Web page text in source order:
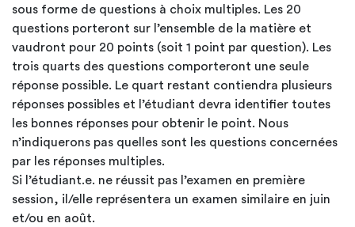
sous forme de questions à choix multiples. Les 20
questions porteront sur l’ensemble de la matière et
vaudront pour 20 points (soit 1 point par question). Les
trois quarts des questions comporteront une seule
réponse possible. Le quart restant contiendra plusieurs
réponses possibles et l’étudiant devra identifier toutes
les bonnes réponses pour obtenir le point. Nous
n’indiquerons pas quelles sont les questions concernées
par les réponses multiples.
Si l’étudiant.e. ne réussit pas l’examen en première
session, il/elle représentera un examen similaire en juin
et/ou en août.